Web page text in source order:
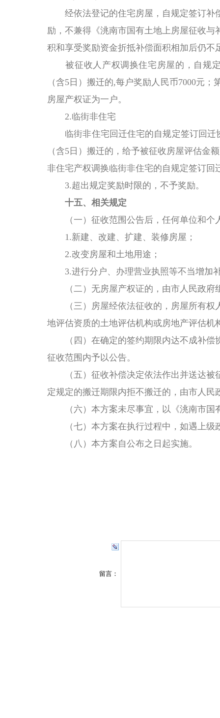
经依法登记的住宅房屋，自规定签订补
励，不兼得《洮南市国有土地上房屋征收
积和享受奖励资金折抵补偿面积相加后仍不
被征收人产权调换住宅房屋的，自规
（含5日）搬迁的,每户奖励人民币7000元
房屋产权证为一户。
2.临街非住宅
临街非住宅回迁住宅的自规定签订回迁
（含5日）搬迁的，给予被征收房屋评估金
非住宅产权调换临街非住宅的自规定签订
3.超出规定奖励时限的，不予奖励。
十五、 相关规定
（一）征收范围公告后，任何单位和
1.新建、改建、扩建、装修房屋；
2.改变房屋和土地用途；
3.进行分户、办理营业执照等不当增加
（二）无房屋产权证的，由市人民政
（三）房屋经依法征收的，房屋所有
地评估资质的土地评估机构或房地产评估
（四）在确定的签约期限内达不成补
征收范围内予以公告。
（五）征收补偿决定依法作出并送达
定规定的搬迁期限内拒不搬迁的，由市人民
（六）本方案未尽事宜，以 《洮南市
（七）本方案在执行过程中，如遇上
（八）本方案自公布之日起实施。